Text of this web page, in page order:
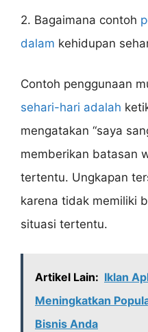
2. Bagaimana contoh
dalam kehidupan
Contoh penggunaan
sehari-hari adalah
mengatakan “saya
memberikan batasan
tertentu. Ungkapan
karena tidak memiliki
situasi tertentu.
Artikel Lain: Iklan
Meningkatkan
Bisnis Anda